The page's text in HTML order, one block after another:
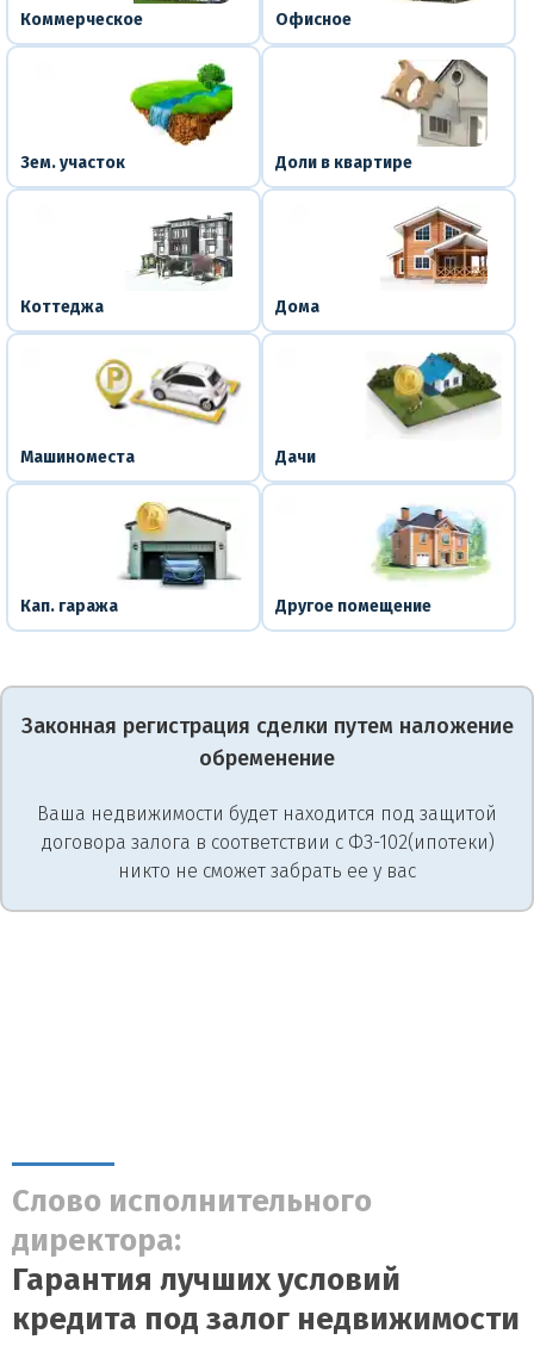
Коммерческое Офисное
Зем. участок Доли в квартире
Коттеджа Дома
Машиноместа Дачи
Кап. гаража Другое помещение
Законная регистрация сделки путем наложение
обременение
Ваша недвижимости будет находится под защитой
договора залога в соответствии с ФЗ-102(ипотеки)
никто не сможет забрать ее у вас
Слово исполнительного
директора:
Гарантия лучших условий
кредита под залог недвижимости